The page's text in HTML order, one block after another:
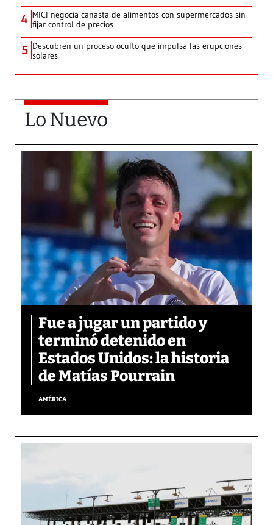
4 MICI negocia canasta de alimentos con supermercados sin
fijar control de precios
5 Descubren un proceso oculto que impulsa las erupciones
solares
Lo Nuevo
Fue a jugar un partido y
terminó detenido en
Estados Unidos: la historia
de Matías Pourrain
AMÉRICA